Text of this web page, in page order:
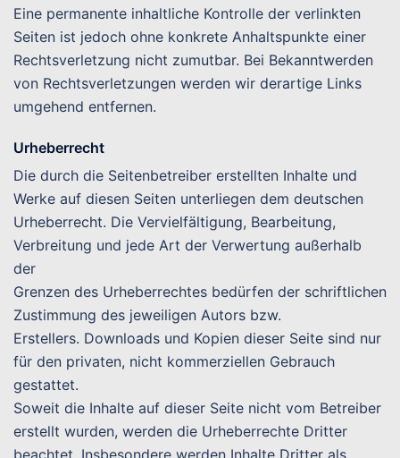
Eine permanente inhaltliche Kontrolle der verlinkten
Seiten ist jedoch ohne konkrete Anhaltspunkte einer
Rechtsverletzung nicht zumutbar. Bei Bekanntwerden
von Rechtsverletzungen werden wir derartige Links
umgehend entfernen.
Urheberrecht
Die durch die Seitenbetreiber erstellten Inhalte und
Werke auf diesen Seiten unterliegen dem deutschen
Urheberrecht. Die Vervielfältigung, Bearbeitung,
Verbreitung und jede Art der Verwertung außerhalb
der
Grenzen des Urheberrechtes bedürfen der schriftlichen
Zustimmung des jeweiligen Autors bzw.
Erstellers. Downloads und Kopien dieser Seite sind nur
für den privaten, nicht kommerziellen Gebrauch
gestattet.
Soweit die Inhalte auf dieser Seite nicht vom Betreiber
erstellt wurden, werden die Urheberrechte Dritter
beachtet. Insbesondere werden Inhalte Dritter als